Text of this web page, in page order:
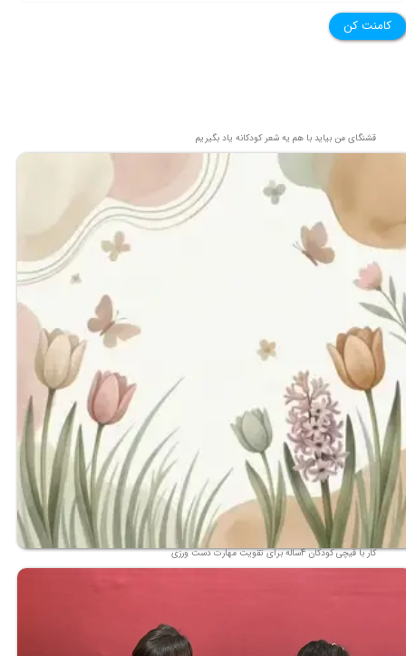
کامنت کن
قشنگای من بيايد با هم یه شعر کودکانه ياد بگیریم
کار با قیچی کودکان 4ساله برای تقویت مهارت دست ورزی